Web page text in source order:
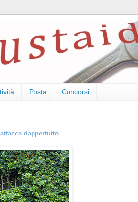
Posta Concorsi
dappertutto